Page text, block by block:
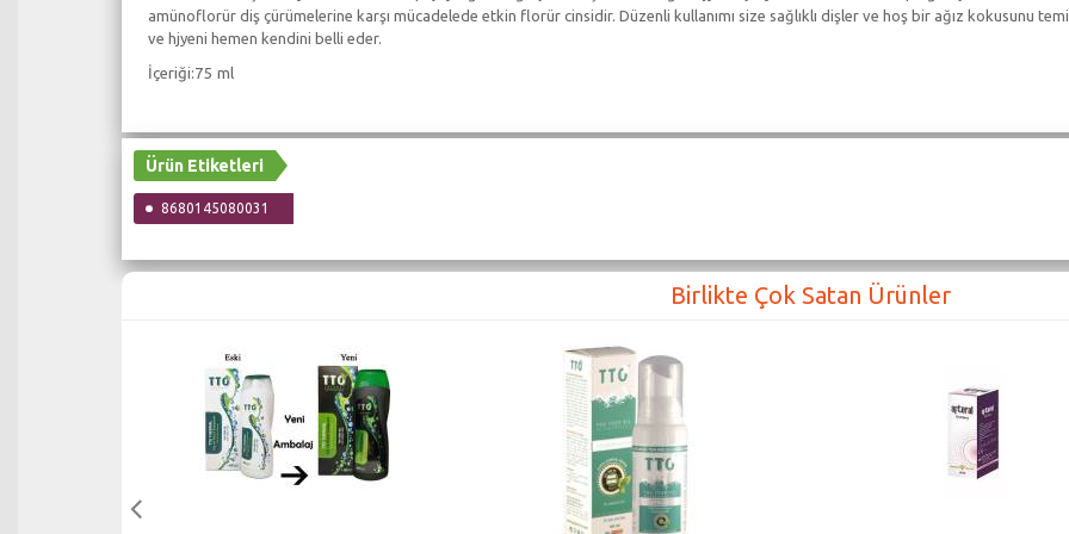
amünoflorür diş çürümelerine karşı mücadelede etkin florür cinsidir. Düzenli kullanımı size sağlıklı dişler ve hoş bir ağız kokusunu
ve hjyeni hemen kendini belli eder.
İçeriği:75 ml
Ürün Etiketleri
8680145080031
Birlikte Çok Satan Ürünler